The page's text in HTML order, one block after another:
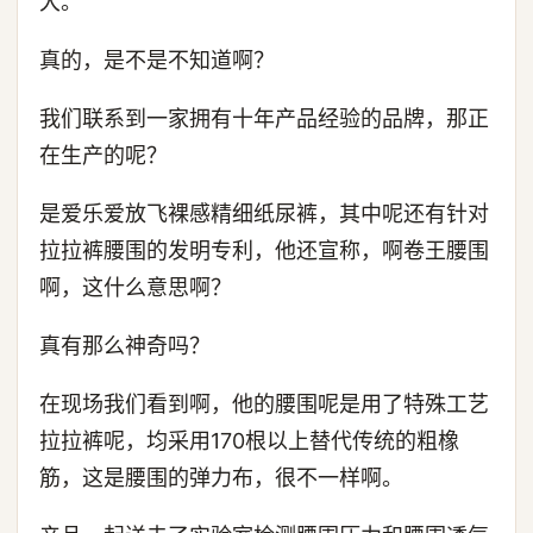
真的，是不是不知道啊？
我们联系到一家拥有十年产品经验的品牌，那正
在生产的呢？
是爱乐爱放飞裸感精细纸尿裤，其中呢还有针对
拉拉裤腰围的发明专利，他还宣称，啊卷王腰围
啊，这什么意思啊？
真有那么神奇吗？
在现场我们看到啊，他的腰围呢是用了特殊工艺
拉拉裤呢，均采用170根以上替代传统的粗橡
筋，这是腰围的弹力布，很不一样啊。